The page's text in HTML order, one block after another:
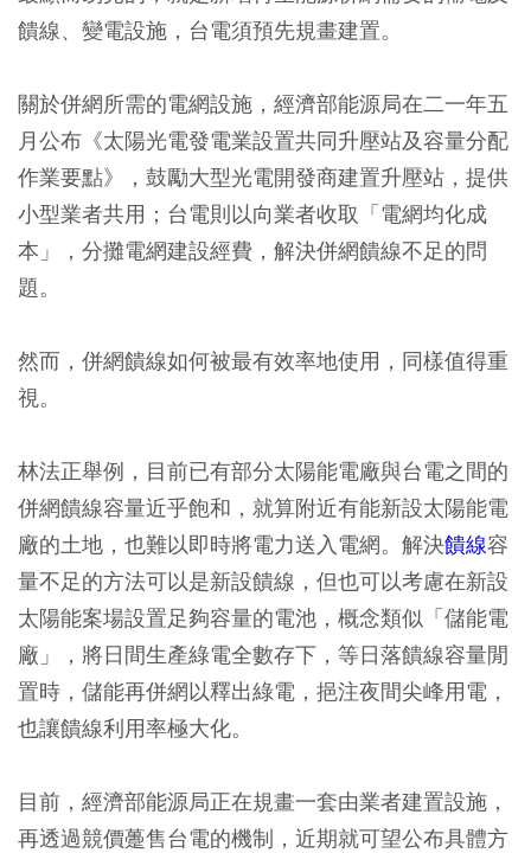
饋線、變電設施，台電須預先規畫建置。
關於併網所需的電網設施，經濟部能源局在二一年五
月公布《太陽光電發電業設置共同升壓站及容量分配
作業要點》，鼓勵大型光電開發商建置升壓站，提供
小型業者共用；台電則以向業者收取「電網均化成
本」，分攤電網建設經費，解決併網饋線不足的問
題。
然而，併網饋線如何被最有效率地使用，同樣值得重
視。
林法正舉例，目前已有部分太陽能電廠與台電之間的
併網饋線容量近乎飽和，就算附近有能新設太陽能電
廠的土地，也難以即時將電力送入電網。解決饋線容
量不足的方法可以是新設饋線，但也可以考慮在新設
太陽能案場設置足夠容量的電池，概念類似「儲能電
廠」，將日間生產綠電全數存下，等日落饋線容量閒
置時，儲能再併網以釋出綠電，挹注夜間尖峰用電，
也讓饋線利用率極大化。
目前，經濟部能源局正在規畫一套由業者建置設施，
再透過競價躉售台電的機制，近期就可望公布具體方